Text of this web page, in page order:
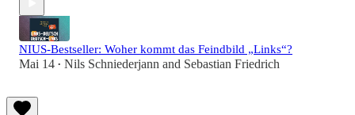
NIUS-Bestseller: Woher kommt das Feindbild „Links“?
Mai 14 • Nils Schniederjann and Sebastian Friedrich